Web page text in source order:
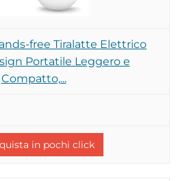
free Tiralatte Elettrico
Portatile Leggero e
Compatto,...
in pochi click